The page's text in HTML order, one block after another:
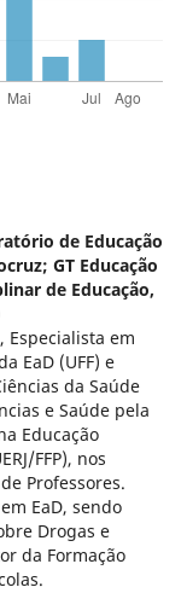
de Educação
GT Educação
de Educação,
Especialista em
EaD (UFF) e
da Saúde
e Saúde pela
Educação
FFP), nos
Professores.
EaD, sendo
Drogas e
da Formação